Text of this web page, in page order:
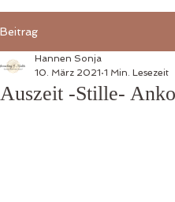
Beitrag
Auszeit -Stille-
Hannen Sonja
10. März 2021 1 Min. Lesezeit